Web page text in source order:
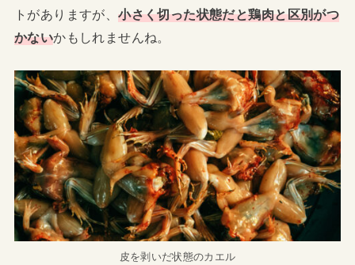
トがありますが、小さく切った状態だと鶏肉と区別がつ
かないかもしれませんね。
皮を剥いだ状態のカエル